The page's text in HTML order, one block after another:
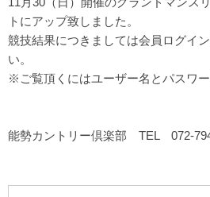
トにアップ致しました。
競技結果につきましては会員ログイ
い。
※ご覧頂くにはユーザー名とパスワー
能勢カントリー倶楽部 TEL 072-